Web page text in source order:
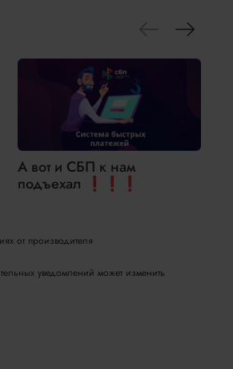
А вот и СБП к нам
подъехал ❗❗❗
от производителя
уведомлений может изменить